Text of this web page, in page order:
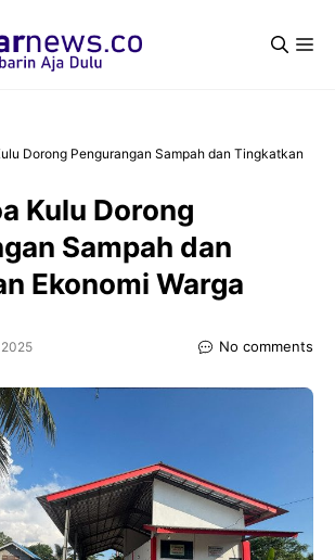
Dorong Pengurangan Sampah dan Tingkatkan
Kulu Dorong
Sampah dan
Ekonomi Warga
No comments